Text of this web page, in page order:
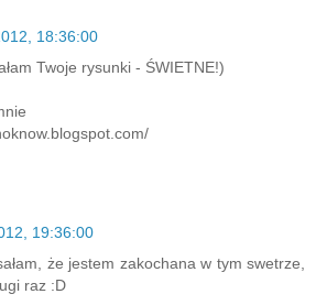
18:36:00
Twoje rysunki - ŚWIETNE!)
19:36:00
że jestem zakochana w tym swetrze,
raz :D